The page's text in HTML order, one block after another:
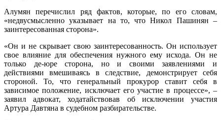
Алумян перечислил ряд фактов, которые, по его словам,
«недвусмысленно указывает на то, что Никол Пашинян –
заинтересованная сторона».
«Он и не скрывает свою заинтересованность. Он использует
свое влияние для обеспечения нужного ему исхода. Он не
только де-юре сторона, но и своими заявлениями и
действиями вмешиваясь в следствие, демонстрирует себя
стороной. То, что генеральный прокурор ставит себя в
зависимое положение, исключает его участие в процессе», –
заявил адвокат, ходатайствовав об исключении участия
Артура Давтяна в судебном разбирательстве.